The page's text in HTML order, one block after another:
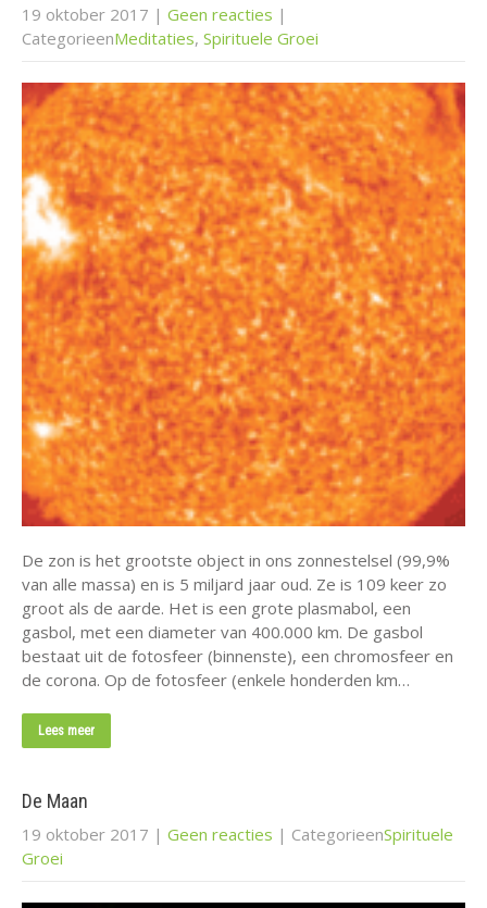
19 oktober 2017 | Geen reacties |
CategorieenMeditaties, Spirituele Groei
De zon is het grootste object in ons zonnestelsel (99,9%
van alle massa) en is 5 miljard jaar oud. Ze is 109 keer zo
groot als de aarde. Het is een grote plasmabol, een
gasbol, met een diameter van 400.000 km. De gasbol
bestaat uit de fotosfeer (binnenste), een chromosfeer en
de corona. Op de fotosfeer (enkele honderden km…
Lees meer
De Maan
19 oktober 2017 | Geen reacties | CategorieenSpirituele
Groei